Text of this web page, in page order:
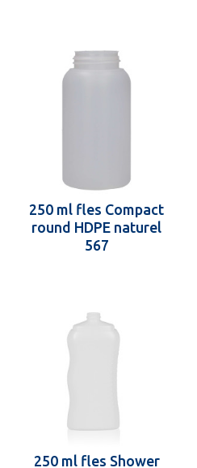
250 ml fles Compact
round HDPE naturel
567
250 ml fles Shower